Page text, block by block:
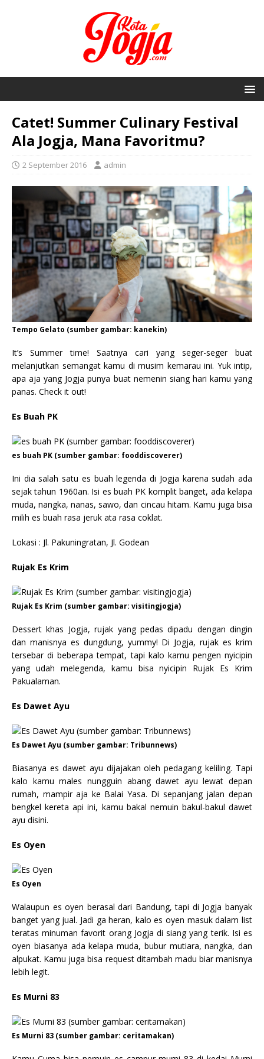
Catet! Summer Culinary Festival
Ala Jogja, Mana Favoritmu?
2 September 2016 admin
Tempo Gelato (sumber gambar: kanekin)
It’s Summer time! Saatnya cari yang seger-seger buat
melanjutkan semangat kamu di musim kemarau ini. Yuk intip,
apa aja yang Jogja punya buat nemenin siang hari kamu yang
panas. Check it out!
Es Buah PK
es buah PK (sumber gambar: fooddiscoverer)
Ini dia salah satu es buah legenda di Jogja karena sudah ada
sejak tahun 1960an. Isi es buah PK komplit banget, ada kelapa
muda, nangka, nanas, sawo, dan cincau hitam. Kamu juga bisa
milih es buah rasa jeruk ata rasa coklat.
Lokasi : Jl. Pakuningratan, Jl. Godean
Rujak Es Krim
Rujak Es Krim (sumber gambar: visitingjogja)
Dessert khas Jogja, rujak yang pedas dipadu dengan dingin
dan manisnya es dungdung, yummy! Di Jogja, rujak es krim
tersebar di beberapa tempat, tapi kalo kamu pengen nyicipin
yang udah melegenda, kamu bisa nyicipin Rujak Es Krim
Pakualaman.
Es Dawet Ayu
Es Dawet Ayu (sumber gambar: Tribunnews)
Biasanya es dawet ayu dijajakan oleh pedagang keliling. Tapi
kalo kamu males nungguin abang dawet ayu lewat depan
rumah, mampir aja ke Balai Yasa. Di sepanjang jalan depan
bengkel kereta api ini, kamu bakal nemuin bakul-bakul dawet
ayu disini.
Es Oyen
Es Oyen
Walaupun es oyen berasal dari Bandung, tapi di Jogja banyak
banget yang jual. Jadi ga heran, kalo es oyen masuk dalam list
teratas minuman favorit orang Jogja di siang yang terik. Isi es
oyen biasanya ada kelapa muda, bubur mutiara, nangka, dan
alpukat. Kamu juga bisa request ditambah madu biar manisnya
lebih legit.
Es Murni 83
Es Murni 83 (sumber gambar: ceritamakan)